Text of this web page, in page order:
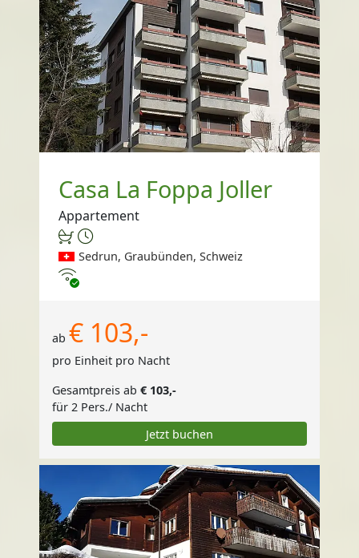
Casa La Foppa Joller
Appartement
Sedrun, Graubünden, Schweiz
Internet
ab € 103,-
pro Einheit pro Nacht
Gesamtpreis ab € 103,-
für 2 Pers./ Nacht
Jetzt buchen